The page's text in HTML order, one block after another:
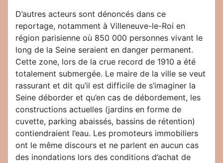
D’autres acteurs sont dénoncés dans ce
reportage, notamment à Villeneuve-le-Roi en
région parisienne où 850 000 personnes vivant le
long de la Seine seraient en danger permanent.
Cette zone, lors de la crue record de 1910 a été
totalement submergée. Le maire de la ville se veut
rassurant et dit qu’il est difficile de s’imaginer la
Seine déborder et qu’en cas de débordement, les
constructions actuelles (jardins en forme de
cuvette, parking abaissés, bassins de rétention)
contiendraient l’eau. Les promoteurs immobiliers
ont le même discours et ne parlent en aucun cas
des inondations lors des conditions d’achat de